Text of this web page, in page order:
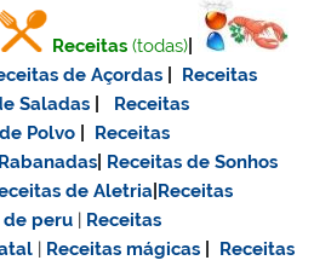
Receitas (todas)
de Açordas
Receitas
Saladas
Receitas
Polvo
Receitas
Receitas de Sonhos
de Aletria Receitas
de peru | Receitas
| Receitas mágicas
Receitas